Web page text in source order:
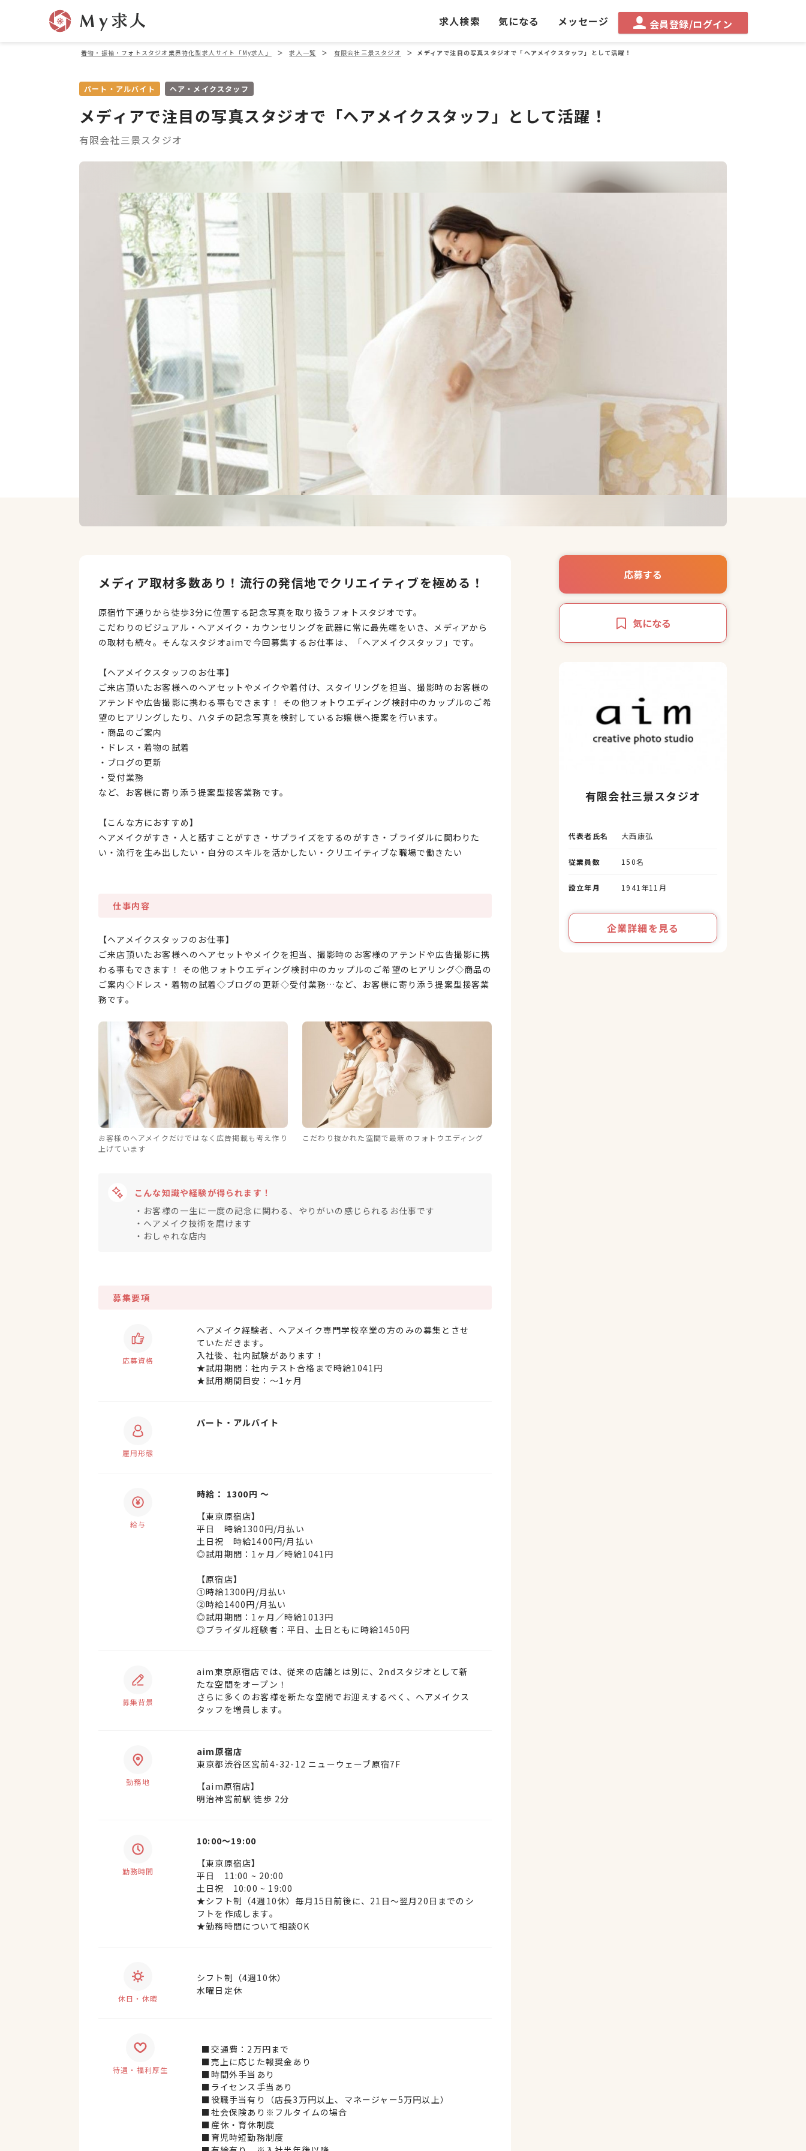
求人検索 気になる メッセージ 会員登録/ログイン
着物・振袖・フォトスタジオ業界特化型求人サイト「My求人」 ＞ 求人一覧 ＞ 有限会社三景スタジオ ＞ メディアで注目の写真スタジオで「ヘアメイクスタッフ」として活躍！
パート・アルバイト ヘア・メイクスタッフ
メディアで注目の写真スタジオで「ヘアメイクスタッフ」として活躍！
有限会社三景スタジオ
メディア取材多数あり！流行の発信地でクリエイティブを極める！
原宿竹下通りから徒歩3分に位置する記念写真を取り扱うフォトスタジオです。
こだわりのビジュアル・ヘアメイク・カウンセリングを武器に常に最先端をいき、メディアから
の取材も続々。そんなスタジオaimで今回募集するお仕事は、「ヘアメイクスタッフ」です。
【ヘアメイクスタッフのお仕事】
ご来店頂いたお客様へのヘアセットやメイクや着付け、スタイリングを担当、撮影時のお客様の
アテンドや広告撮影に携わる事もできます！ その他フォトウエディング検討中のカップルのご希
望のヒアリングしたり、ハタチの記念写真を検討しているお嬢様へ提案を行います。
・商品のご案内
・ドレス・着物の試着
・ブログの更新
・受付業務
など、お客様に寄り添う提案型接客業務です。
【こんな方におすすめ】
ヘアメイクがすき・人と話すことがすき・サプライズをするのがすき・ブライダルに関わりた
い・流行を生み出したい・自分のスキルを活かしたい・クリエイティブな職場で働きたい
仕事内容
【ヘアメイクスタッフのお仕事】
ご来店頂いたお客様へのヘアセットやメイクを担当、撮影時のお客様のアテンドや広告撮影に携
わる事もできます！ その他フォトウエディング検討中のカップルのご希望のヒアリング◇商品の
ご案内◇ドレス・着物の試着◇ブログの更新◇受付業務…など、お客様に寄り添う提案型接客業
務です。
お客様のヘアメイクだけではなく広告掲載も考え作り
上げています
こだわり抜かれた空間で最新のフォトウエディング
こんな知識や経験が得られます！
・お客様の一生に一度の記念に関わる、やりがいの感じられるお仕事です
・ヘアメイク技術を磨けます
・おしゃれな店内
募集要項
応募資格
ヘアメイク経験者、ヘアメイク専門学校卒業の方のみの募集とさせ
ていただきます。
入社後、社内試験があります！
★試用期間：社内テスト合格まで時給1041円
★試用期間目安：～1ヶ月
雇用形態
パート・アルバイト
給与
時給： 1300円 〜
【東京原宿店】
平日 時給1300円/月払い
土日祝 時給1400円/月払い
◎試用期間：1ヶ月／時給1041円
【原宿店】
①時給1300円/月払い
②時給1400円/月払い
◎試用期間：1ヶ月／時給1013円
◎ブライダル経験者：平日、土日ともに時給1450円
募集背景
aim東京原宿店では、従来の店舗とは別に、2ndスタジオとして新
たな空間をオープン！
さらに多くのお客様を新たな空間でお迎えするべく、ヘアメイクス
タッフを増員します。
勤務地
aim原宿店
東京都渋谷区宮前4-32-12 ニューウェーブ原宿7F
【aim原宿店】
明治神宮前駅 徒歩 2分
勤務時間
10:00〜19:00
【東京原宿店】
平日 11:00 ~ 20:00
土日祝 10:00 ~ 19:00
★シフト制（4週10休）毎月15日前後に、21日〜翌月20日までのシ
フトを作成します。
★勤務時間について相談OK
休日・休暇
シフト制（4週10休）
水曜日定休
待遇・福利厚生
■交通費：2万円まで
■売上に応じた報奨金あり
■時間外手当あり
■ライセンス手当あり
■役職手当有り（店長3万円以上、マネージャー5万円以上）
■社会保険あり※フルタイムの場合
■産休・育休制度
■育児時短勤務制度
応募する
気になる
有限会社三景スタジオ
代表者氏名 大西康弘
従業員数 150名
設立年月 1941年11月
企業詳細を見る